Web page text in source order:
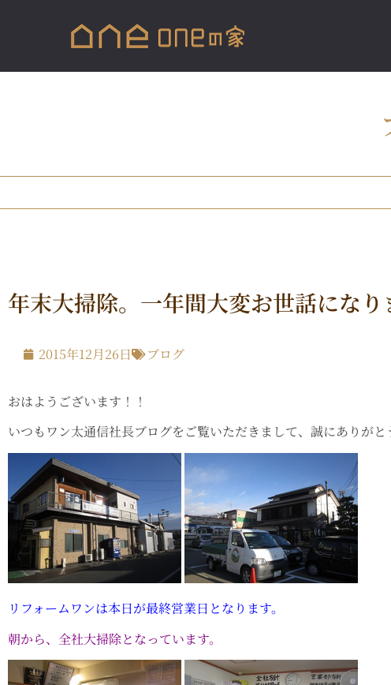
年末大掃除。一年間大変お世話になり
2015年12月26日 ブログ
おはようございます！！
いつもワン太通信社長ブログをご覧いただきまして、誠にありがと
リフォームワンは本日が最終営業日となります。
朝から、全社大掃除となっています。